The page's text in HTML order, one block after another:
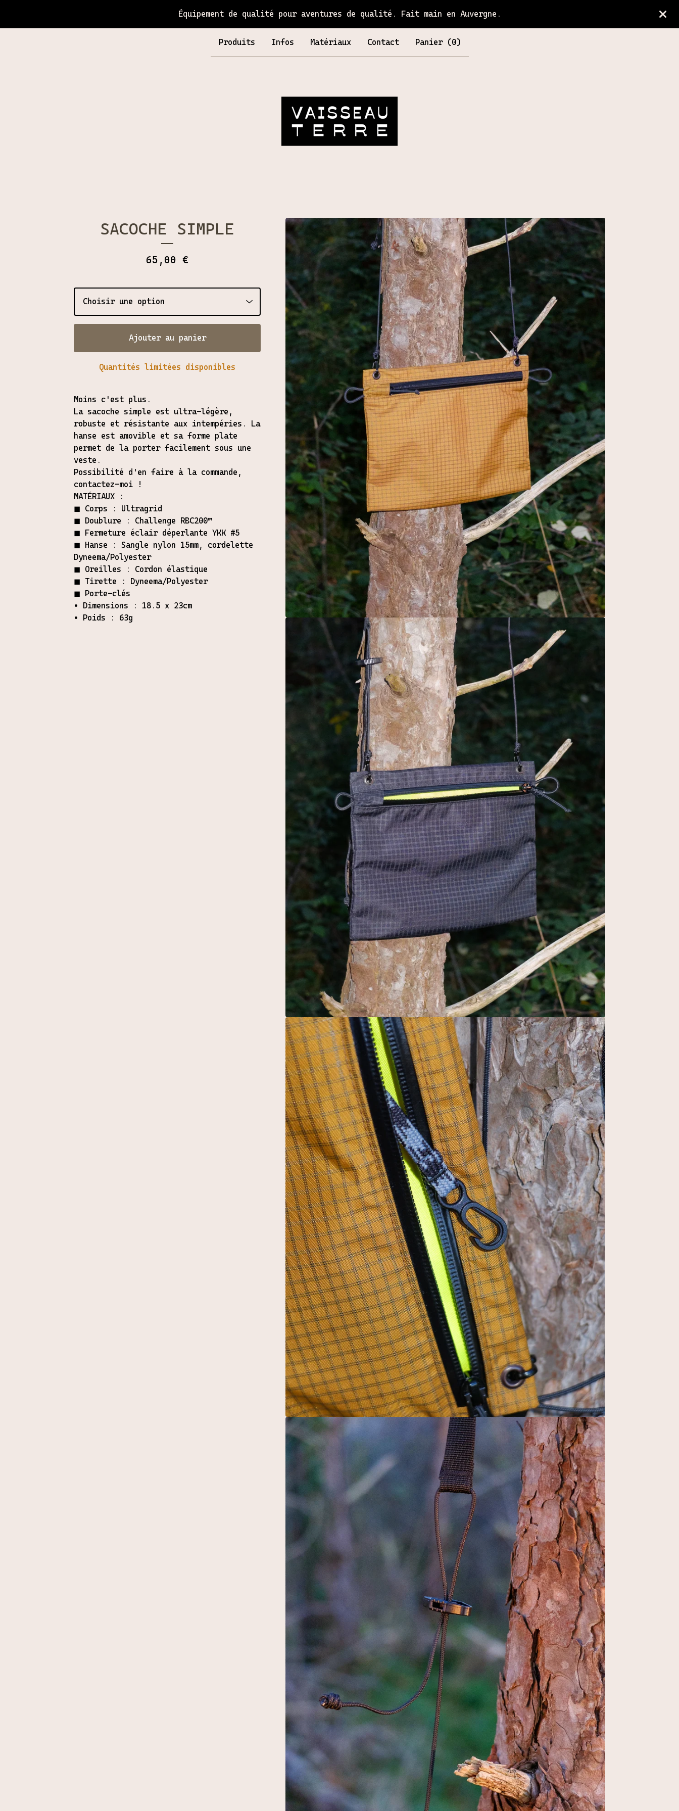
Équipement de qualité pour aventures de qualité. Fait main en Auvergne.
Produits Infos Matériaux Contact Panier (0)
SACOCHE SIMPLE
65,00 €
Ajouter au panier
Quantités limitées disponibles
Moins c'est plus.
La sacoche simple est ultra-légère,
robuste et résistante aux intempéries. La
hanse est amovible et sa forme plate
permet de la porter facilement sous une
veste.
Possibilité d'en faire à la commande,
contactez-moi !
MATÉRIAUX :
◼︎ Corps : Ultragrid
◼︎ Doublure : Challenge RBC200™
◼︎ Fermeture éclair déperlante YKK #5
◼︎ Hanse : Sangle nylon 15mm, cordelette
Dyneema/Polyester
◼︎ Oreilles : Cordon élastique
◼︎ Tirette : Dyneema/Polyester
◼︎ Porte-clés
• Dimensions : 18.5 x 23cm
• Poids : 63g